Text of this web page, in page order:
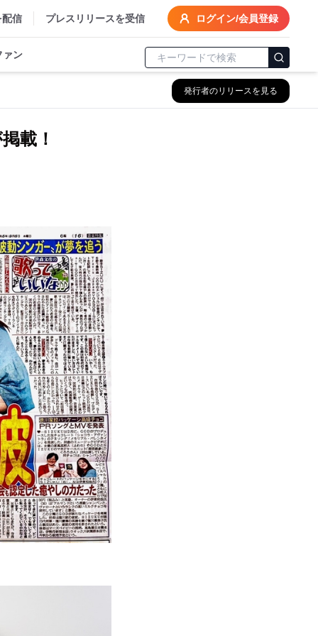
配信 プレスリリースを受信 ログイン/会員登録
ァン
発行者のリリースを見る
載！